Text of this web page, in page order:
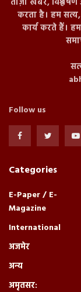
करता है। हम सत्य,
कार्य करते हैं।
Follow us
Categories
E-Paper / E-
Magazine
International
अजमेर
अन्य
अमृतसर: